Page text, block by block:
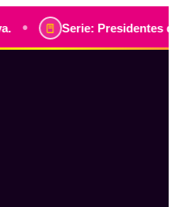
Presidentes de Guatemala,